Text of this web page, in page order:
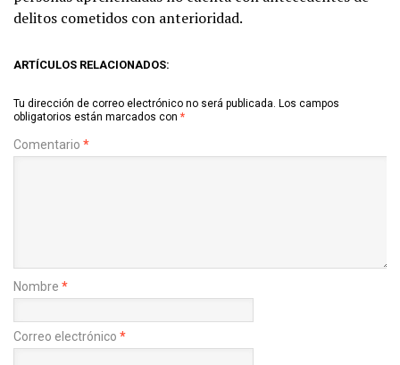
delitos cometidos con anterioridad.
ARTÍCULOS RELACIONADOS:
Tu dirección de correo electrónico no será publicada. Los campos
obligatorios están marcados con *
Comentario *
Nombre *
Correo electrónico *